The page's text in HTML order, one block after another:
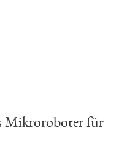
Mikroroboter für